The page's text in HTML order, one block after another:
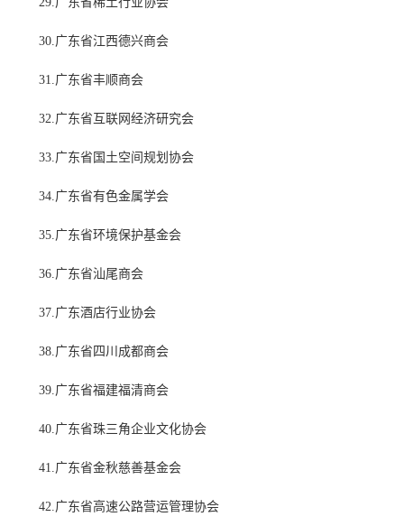
30.广东省江西德兴商会
31.广东省丰顺商会
32.广东省互联网经济研究会
33.广东省国土空间规划协会
34.广东省有色金属学会
35.广东省环境保护基金会
36.广东省汕尾商会
37.广东酒店行业协会
38.广东省四川成都商会
39.广东省福建福清商会
40.广东省珠三角企业文化协会
41.广东省金秋慈善基金会
42.广东省高速公路营运管理协会